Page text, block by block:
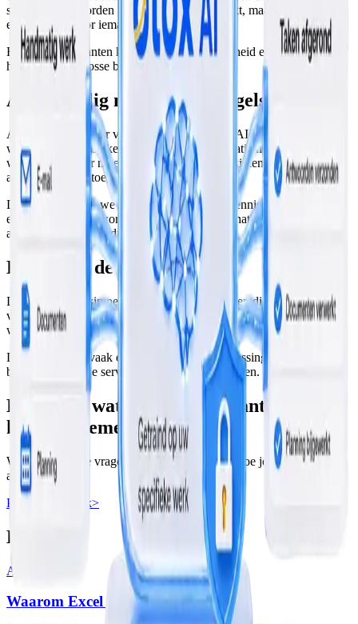
standaardantwoorden geven. Als er iets afwijkt, maakt het systeem
een taak aan voor iemand van het team.
Het resultaat: klanten krijgen sneller duidelijkheid en medewerkers
hoeven minder losse berichten uit te zoeken.
Alleen veilig met je eigen regels
AI moet niet zomaar vrij antwoorden. Goede AI-oplossingen
werken met duidelijke grenzen: welke informatie mag gebruikt
worden, wanneer moet een medewerker meekijken en welke
antwoorden zijn toegestaan.
Daarom koppelen we AI liever aan je eigen kennisbank, processen
en systemen. Dan wordt het geen generieke chatbot, maar een
assistent die jouw bedrijf begrijpt.
Begin met de top 10 vragen
De beste start is simpel. Verzamel de tien vragen die je team het
vaakst krijgt. Kijk daarna welke antwoorden voorspelbaar zijn en
welke informatie daarvoor nodig is.
Daaruit ontstaat vaak een kleine eerste AI-oplossing die direct tijd
bespaart zonder je service onpersoonlijk te maken.
Benieuwd wat AI bij jouw klantenservice
kan overnemen?
We kijken welke vragen vaak terugkomen en hoe je die veilig kunt
automatiseren.
Plan een gesprek>
Lees ook
Automatisering
Waarom Excel je groei tegenhoudt